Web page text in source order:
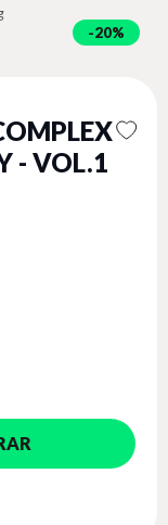
20%
- VOL.1